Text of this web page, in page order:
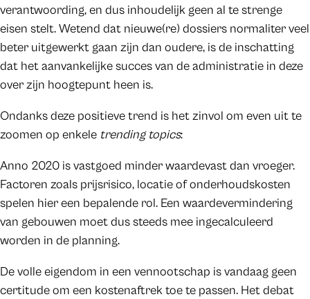
verantwoording, en dus inhoudelijk geen al te strenge
eisen stelt. Wetend dat nieuwe(re) dossiers normaliter veel
beter uitgewerkt gaan zijn dan oudere, is de inschatting
dat het aanvankelijke succes van de administratie in deze
over zijn hoogtepunt heen is.
Ondanks deze positieve trend is het zinvol om even uit te
zoomen op enkele trending topics:
Anno 2020 is vastgoed minder waardevast dan vroeger.
Factoren zoals prijsrisico, locatie of onderhoudskosten
spelen hier een bepalende rol. Een waardevermindering
van gebouwen moet dus steeds mee ingecalculeerd
worden in de planning.
De volle eigendom in een vennootschap is vandaag geen
certitude om een kostenaftrek toe te passen. Het debat